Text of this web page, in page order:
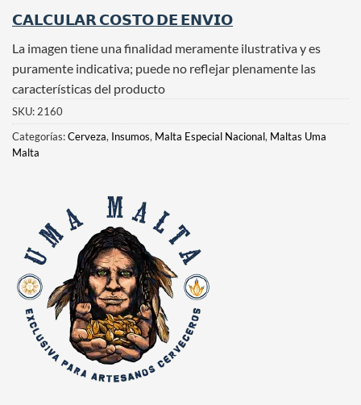
𝗖𝗔𝗟𝗖𝗨𝗟𝗔𝗥 𝗖𝗢𝗦𝗧𝗢 𝗗𝗘 𝗘𝗡𝗩𝗜𝗢
La imagen tiene una finalidad meramente ilustrativa y es
puramente indicativa; puede no reflejar plenamente las
características del producto
SKU:2160
Categorías:Cerveza, Insumos, Malta Especial Nacional, Maltas Uma
Malta